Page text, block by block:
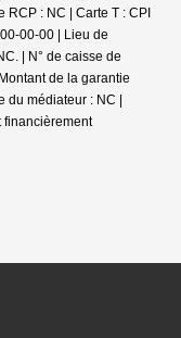
RCP : NC | Carte T : CPI
00-00 | Lieu de
| N° de caisse de
de la garantie
du médiateur : NC |
financièrement